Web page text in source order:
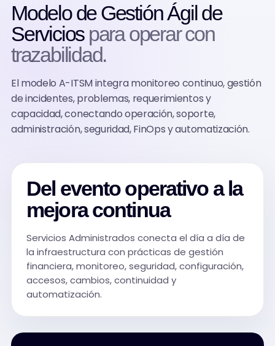
Modelo de Gestión Ágil de
Servicios para operar con
trazabilidad.
El modelo A-ITSM integra monitoreo continuo, gestión
de incidentes, problemas, requerimientos y
capacidad, conectando operación, soporte,
administración, seguridad, FinOps y automatización.
Del evento operativo a la
mejora continua
Servicios Administrados conecta el día a día de
la infraestructura con prácticas de gestión
financiera, monitoreo, seguridad, configuración,
accesos, cambios, continuidad y
automatización.